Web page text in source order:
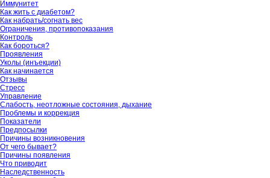
Иммунитет
Как жить с диабетом?
Как набрать/согнать вес
Ограничения, противопоказания
Контроль
Как бороться?
Проявления
Уколы (инъекции)
Как начинается
Отзывы
Стресс
Управление
Слабость, неотложные состояния, дыхание
Проблемы и коррекция
Показатели
Предпосылки
Причины возникновения
От чего бывает?
Причины появления
Что приводит
Наследственность